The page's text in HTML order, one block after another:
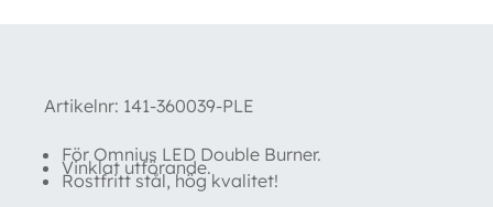
Artikelnr: 141-360039-PLE
För Omnius LED Double Burner.
Vinklat utförande.
Rostfritt stål, hög kvalitet!